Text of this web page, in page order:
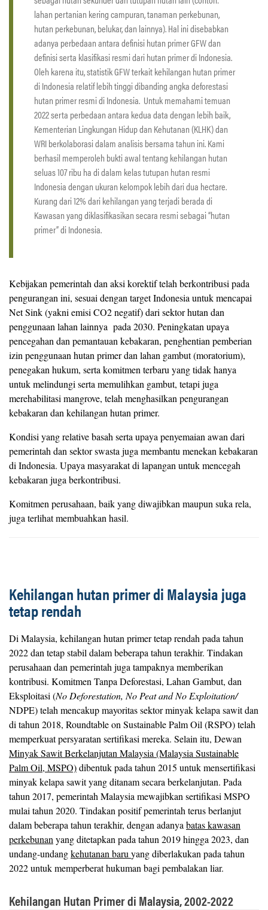
lahan pertanian kering campuran, tanaman perkebunan,
hutan perkebunan, belukar, dan lainnya). Hal ini disebabkan
adanya perbedaan antara definisi hutan primer GFW dan
definisi serta klasifikasi resmi dari hutan primer di Indonesia.
Oleh karena itu, statistik GFW terkait kehilangan hutan primer
di Indonesia relatif lebih tinggi dibanding angka deforestasi
hutan primer resmi di Indonesia. Untuk memahami temuan
2022 serta perbedaan antara kedua data dengan lebih baik,
Kementerian Lingkungan Hidup dan Kehutanan (KLHK) dan
WRI berkolaborasi dalam analisis bersama tahun ini. Kami
berhasil memperoleh bukti awal tentang kehilangan hutan
seluas 107 ribu ha di dalam kelas tutupan hutan resmi
Indonesia dengan ukuran kelompok lebih dari dua hectare.
Kurang dari 12% dari kehilangan yang terjadi berada di
Kawasan yang diklasifikasikan secara resmi sebagai “hutan
primer” di Indonesia.
Kebijakan pemerintah dan aksi korektif telah berkontribusi pada
pengurangan ini, sesuai dengan target Indonesia untuk mencapai
Net Sink (yakni emisi CO2 negatif) dari sektor hutan dan
penggunaan lahan lainnya pada 2030. Peningkatan upaya
pencegahan dan pemantauan kebakaran, penghentian pemberian
izin penggunaan hutan primer dan lahan gambut (moratorium),
penegakan hukum, serta komitmen terbaru yang tidak hanya
untuk melindungi serta memulihkan gambut, tetapi juga
merehabilitasi mangrove, telah menghasilkan pengurangan
kebakaran dan kehilangan hutan primer.
Kondisi yang relative basah serta upaya penyemaian awan dari
pemerintah dan sektor swasta juga membantu menekan kebakaran
di Indonesia. Upaya masyarakat di lapangan untuk mencegah
kebakaran juga berkontribusi.
Komitmen perusahaan, baik yang diwajibkan maupun suka rela,
juga terlihat membuahkan hasil.
Kehilangan hutan primer di Malaysia juga
tetap rendah
Di Malaysia, kehilangan hutan primer tetap rendah pada tahun
2022 dan tetap stabil dalam beberapa tahun terakhir. Tindakan
perusahaan dan pemerintah juga tampaknya memberikan
kontribusi. Komitmen Tanpa Deforestasi, Lahan Gambut, dan
Eksploitasi (No Deforestation, No Peat and No Exploitation/
NDPE) telah mencakup mayoritas sektor minyak kelapa sawit dan
di tahun 2018, Roundtable on Sustainable Palm Oil (RSPO) telah
memperkuat persyaratan sertifikasi mereka. Selain itu, Dewan
Minyak Sawit Berkelanjutan Malaysia (Malaysia Sustainable
Palm Oil, MSPO)dibentuk pada tahun 2015 untuk mensertifikasi
minyak kelapa sawit yang ditanam secara berkelanjutan. Pada
tahun 2017, pemerintah Malaysia mewajibkan sertifikasi MSPO
mulai tahun 2020. Tindakan positif pemerintah terus berlanjut
dalam beberapa tahun terakhir, dengan adanya batas kawasan
perkebunan yang ditetapkan pada tahun 2019 hingga 2023, dan
undang-undangkehutanan baru yang diberlakukan pada tahun
2022 untuk memperberat hukuman bagi pembalakan liar.
Kehilangan Hutan Primer di Malaysia, 2002-2022